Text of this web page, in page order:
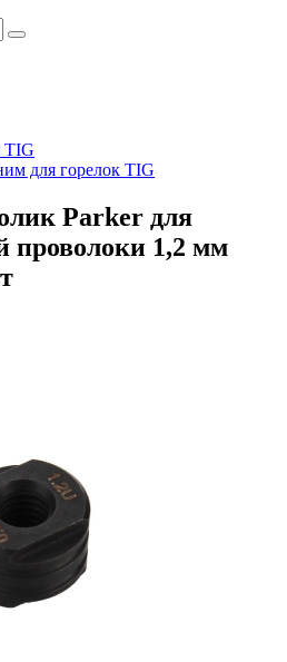
TIG
для горелок TIG
Parker для
проволоки 1,2 мм